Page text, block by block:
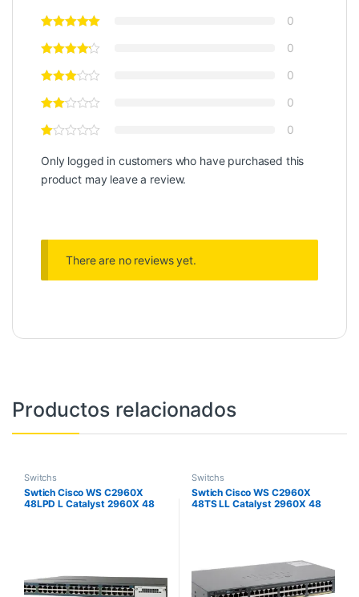
0
0
0
0
0
Only logged in customers who have purchased this
product may leave a review.
There are no reviews yet.
Productos relacionados
Switchs
Swtich Cisco WS C2960X
48LPD L Catalyst 2960X 48
Switchs
Swtich Cisco WS C2960X
48TS LL Catalyst 2960X 48